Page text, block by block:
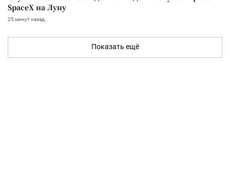
SpaceX на Луну
25 минут назад
Показать ещё